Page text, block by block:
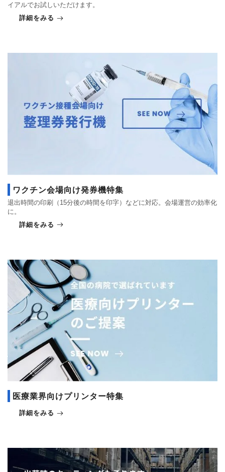
イアルでお試しいただけます。
詳細をみる
ワクチン会場向け発券機特集
退出時間の印刷（15分後の時間を印字）などに対応。会場運営の効率化
に。
詳細をみる
医療業界向けプリンター特集
詳細をみる